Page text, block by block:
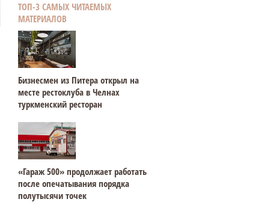
ТОП-3 САМЫХ ЧИТАЕМЫХ
МАТЕРИАЛОВ
Бизнесмен из Питера открыл на
месте рестоклуба в Челнах
туркменский ресторан
«Гараж 500» продолжает работать
после опечатывания порядка
полутысячи точек